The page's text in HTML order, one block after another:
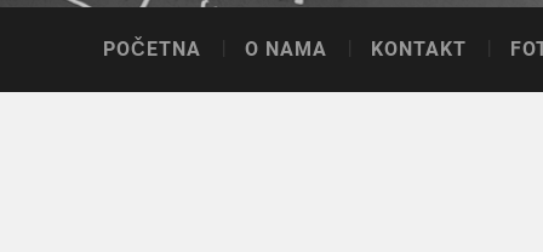
POČETNA O NAMA KONTAKT